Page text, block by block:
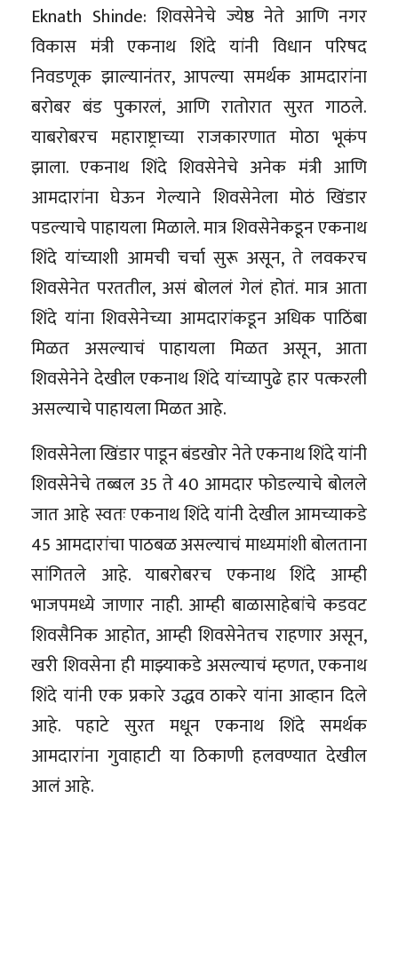
Eknath Shinde: शिवसेनेचे ज्येष्ठ नेते आणि नगर
विकास मंत्री एकनाथ शिंदे यांनी विधान परिषद
निवडणूक झाल्यानंतर, आपल्या समर्थक आमदारांना
बरोबर बंड पुकारलं, आणि रातोरात सुरत गाठले.
याबरोबरच महाराष्ट्राच्या राजकारणात मोठा भूकंप
झाला. एकनाथ शिंदे शिवसेनेचे अनेक मंत्री आणि
आमदारांना घेऊन गेल्याने शिवसेनेला मोठं खिंडार
पडल्याचे पाहायला मिळाले. मात्र शिवसेनेकडून एकनाथ
शिंदे यांच्याशी आमची चर्चा सुरू असून, ते लवकरच
शिवसेनेत परततील, असं बोललं गेलं होतं. मात्र आता
शिंदे यांना शिवसेनेच्या आमदारांकडून अधिक पाठिंबा
मिळत असल्याचं पाहायला मिळत असून, आता
शिवसेनेने देखील एकनाथ शिंदे यांच्यापुढे हार पत्करली
असल्याचे पाहायला मिळत आहे.
शिवसेनेला खिंडार पाडून बंडखोर नेते एकनाथ शिंदे यांनी
शिवसेनेचे तब्बल 35 ते 40 आमदार फोडल्याचे बोलले
जात आहे स्वतः एकनाथ शिंदे यांनी देखील आमच्याकडे
45 आमदारांचा पाठबळ असल्याचं माध्यमांशी बोलताना
सांगितले आहे. याबरोबरच एकनाथ शिंदे आम्ही
भाजपमध्ये जाणार नाही. आम्ही बाळासाहेबांचे कडवट
शिवसैनिक आहोत, आम्ही शिवसेनेतच राहणार असून,
खरी शिवसेना ही माझ्याकडे असल्याचं म्हणत, एकनाथ
शिंदे यांनी एक प्रकारे उद्धव ठाकरे यांना आव्हान दिले
आहे. पहाटे सुरत मधून एकनाथ शिंदे समर्थक
आमदारांना गुवाहाटी या ठिकाणी हलवण्यात देखील
आलं आहे.